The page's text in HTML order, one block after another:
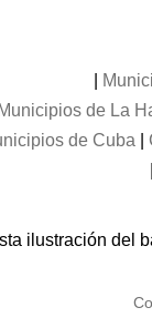
Municipios de La
de Cuba
ilustración del